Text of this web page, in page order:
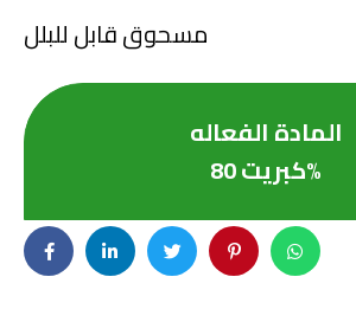
مسحوق قابل للبلل
المادة الفعاله
كبريت 80%